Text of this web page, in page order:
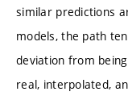
similar predictions
models, the path
deviation from
real, interpolated,